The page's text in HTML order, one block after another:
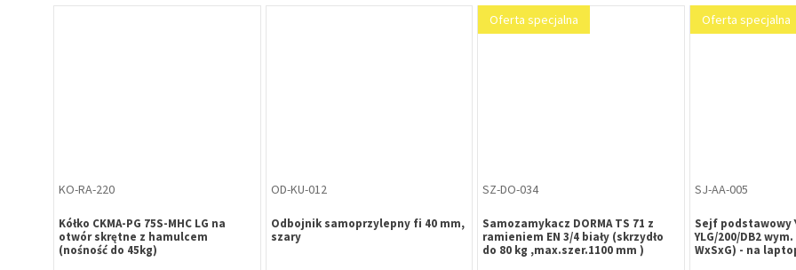
GA-WW-020
Gałko-gałka na szyldzie krótkim
biała
GA-WW-021
Gałko-gałka na szyldzie krótkim
czarna
ZA-HR-050
Zawias toczony z kulką HR 16x65
ZA-HR-052
Zawias toczony z